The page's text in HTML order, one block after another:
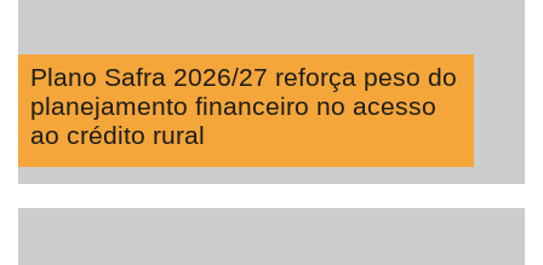
Plano Safra 2026/27 reforça peso do
planejamento financeiro no acesso
ao crédito rural